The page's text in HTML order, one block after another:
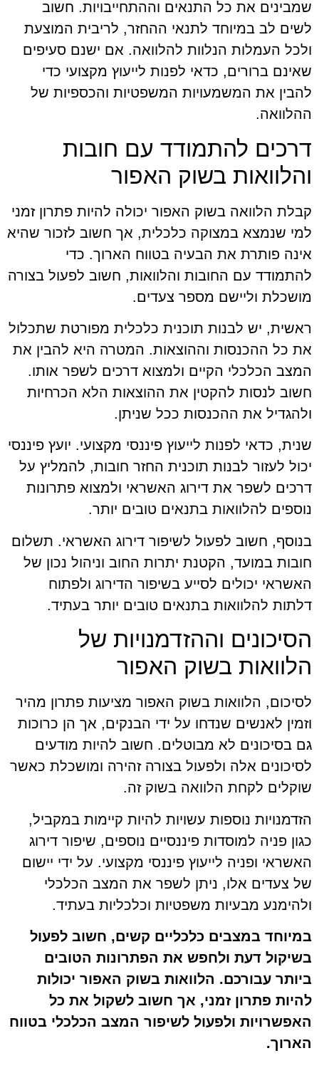
שמבינים את כל התנאים וההתחייבויות. חשוב
לשים לב במיוחד לתנאי ההחזר, לריבית המוצעת
ולכל העמלות הנלוות להלוואה. אם ישנם סעיפים
שאינם ברורים, כדאי לפנות לייעוץ מקצועי כדי
להבין את המשמעויות המשפטיות והכספיות של
ההלוואה.
דרכים להתמודד עם חובות
והלוואות בשוק האפור
קבלת הלוואה בשוק האפור יכולה להיות פתרון זמני
למי שנמצא במצוקה כלכלית, אך חשוב לזכור שהיא
אינה פותרת את הבעיה בטווח הארוך. כדי
להתמודד עם החובות והלוואות, חשוב לפעול בצורה
מושכלת וליישם מספר צעדים.
ראשית, יש לבנות תוכנית כלכלית מפורטת שתכלול
את כל ההכנסות וההוצאות. המטרה היא להבין את
המצב הכלכלי הקיים ולמצוא דרכים לשפר אותו.
חשוב לנסות להקטין את ההוצאות הלא הכרחיות
ולהגדיל את ההכנסות ככל שניתן.
שנית, כדאי לפנות לייעוץ פיננסי מקצועי. יועץ פיננסי
יכול לעזור לבנות תוכנית החזר חובות, להמליץ על
דרכים לשפר את דירוג האשראי ולמצוא פתרונות
נוספים להלוואות בתנאים טובים יותר.
בנוסף, חשוב לפעול לשיפור דירוג האשראי. תשלום
חובות במועד, הקטנת יתרות החוב וניהול נכון של
האשראי יכולים לסייע בשיפור הדירוג ולפתוח
דלתות להלוואות בתנאים טובים יותר בעתיד.
הסיכונים וההזדמנויות של
הלוואות בשוק האפור
לסיכום, הלוואות בשוק האפור מציעות פתרון מהיר
וזמין לאנשים שנדחו על ידי הבנקים, אך הן כרוכות
גם בסיכונים לא מבוטלים. חשוב להיות מודעים
לסיכונים אלה ולפעול בצורה זהירה ומושכלת כאשר
שוקלים לקחת הלוואה בשוק זה.
הזדמנויות נוספות עשויות להיות קיימות במקביל,
כגון פניה למוסדות פיננסיים נוספים, שיפור דירוג
האשראי ופניה לייעוץ פיננסי מקצועי. על ידי יישום
של צעדים אלו, ניתן לשפר את המצב הכלכלי
ולהימנע מבעיות משפטיות וכלכליות בעתיד.
במיוחד במצבים כלכליים קשים, חשוב לפעול
בשיקול דעת ולחפש את הפתרונות הטובים
ביותר עבורכם. הלוואות בשוק האפור יכולות
להיות פתרון זמני, אך חשוב לשקול את כל
האפשרויות ולפעול לשיפור המצב הכלכלי בטווח
הארוך.